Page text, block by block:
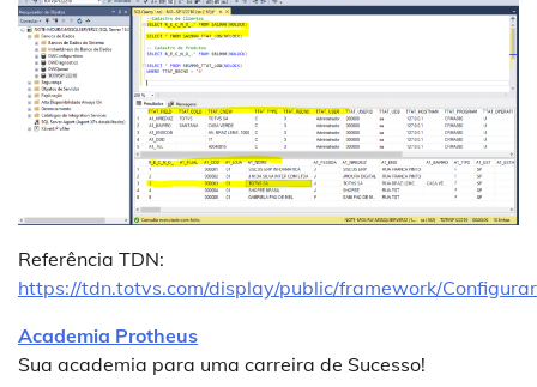
Referência TDN:
https://tdn.totvs.com/display/public/framework/
Academia Protheus
Sua academia para uma carreira de Sucesso!